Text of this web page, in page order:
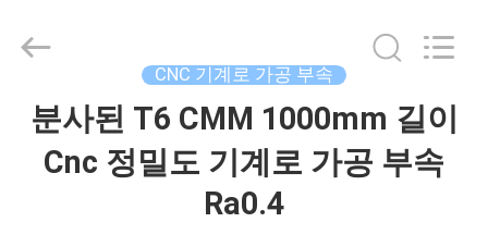
2021
Technology
CNC 기계로 가공 부속
분사된 T6 CMM 1000mm 길이
Cnc 정밀도 기계로 가공 부속
Ra0.4